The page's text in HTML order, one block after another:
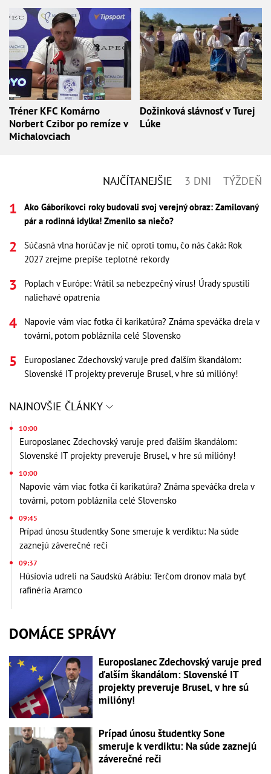
Tréner KFC Komárno
Norbert Czibor po remíze v
Michalovciach
Dožinková slávnosť v Turej
Lúke
NAJČÍTANEJŠIE 3 DNI TÝŽDEŇ
Ako Gáboríkovci roky budovali svoj verejný obraz: Zamilovaný
pár a rodinná idylka! Zmenilo sa niečo?
Súčasná vlna horúčav je nič oproti tomu, čo nás čaká: Rok
2027 zrejme prepíše teplotné rekordy
Poplach v Európe: Vrátil sa nebezpečný vírus! Úrady spustili
naliehavé opatrenia
Napovie vám viac fotka či karikatúra? Známa speváčka drela v
továrni, potom pobláznila celé Slovensko
Europoslanec Zdechovský varuje pred ďalším škandálom:
Slovenské IT projekty preveruje Brusel, v hre sú milióny!
NAJNOVŠIE ČLÁNKY
10:00
Europoslanec Zdechovský varuje pred ďalším škandálom:
Slovenské IT projekty preveruje Brusel, v hre sú milióny!
10:00
Napovie vám viac fotka či karikatúra? Známa speváčka drela v
továrni, potom pobláznila celé Slovensko
09:45
Prípad únosu študentky Sone smeruje k verdiktu: Na súde
zaznejú záverečné reči
09:37
Húsíovia udreli na Saudskú Arábiu: Terčom dronov mala byť
rafinéria Aramco
DOMÁCE SPRÁVY
Europoslanec Zdechovský varuje pred
ďalším škandálom: Slovenské IT
projekty preveruje Brusel, v hre sú
milióny!
Prípad únosu študentky Sone
smeruje k verdiktu: Na súde zaznejú
záverečné reči